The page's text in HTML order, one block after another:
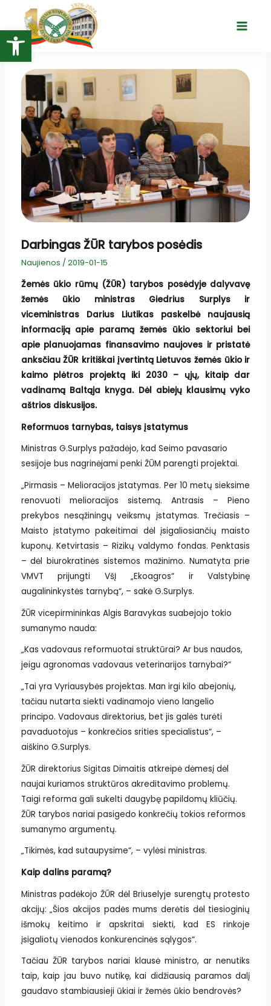
Open toolbar
turinio
Main
Darbingas ŽŪR tarybos posėdis
Naujienos / 2019-01-15
Žemės ūkio rūmų (ŽŪR) tarybos posėdyje dalyvavę
žemės ūkio ministras Giedrius Surplys ir
viceministras Darius Liutikas paskelbė naujausią
informaciją apie paramą žemės ūkio sektoriui bei
apie planuojamas finansavimo naujoves ir pristatė
anksčiau ŽŪR kritiškai įvertintą Lietuvos žemės ūkio ir
kaimo plėtros projektą iki 2030 – ųjų, kitaip dar
vadinamą Baltąja knyga. Dėl abiejų klausimų vyko
aštrios diskusijos.
Reformuos tarnybas, taisys įstatymus
Ministras G.Surplys pažadėjo, kad Seimo pavasario
sesijoje bus nagrinėjami penki ŽŪM parengti projektai.
„Pirmasis – Melioracijos įstatymas. Per 10 metų sieksime
renovuoti melioracijos sistemą. Antrasis – Pieno
prekybos nesąžiningų veiksmų įstatymas. Trečiasis –
Maisto įstatymo pakeitimai dėl įsigaliosiančių maisto
kuponų. Ketvirtasis – Rizikų valdymo fondas. Penktasis
– dėl biurokratinės sistemos mažinimo. Numatyta prie
VMVT prijungti VšĮ „Ekoagros“ ir Valstybinę
augalininkystės tarnybą“, – sakė G.Surplys.
ŽŪR vicepirmininkas Algis Baravykas suabejojo tokio
sumanymo nauda:
„Kas vadovaus reformuotai struktūrai? Ar bus naudos,
jeigu agronomas vadovaus veterinarijos tarnybai?“
„Tai yra Vyriausybės projektas. Man irgi kilo abejonių,
tačiau nutarta siekti vadinamojo vieno langelio
principo. Vadovaus direktorius, bet jis galės turėti
pavaduotojus – konkrečios srities specialistus“, –
aiškino G.Surplys.
ŽŪR direktorius Sigitas Dimaitis atkreipė dėmesį dėl
naujai kuriamos struktūros akreditavimo problemų.
Taigi reforma gali sukelti daugybę papildomų kliūčių.
ŽŪR tarybos nariai pasigedo konkrečių tokios reformos
sumanymo argumentų.
„Tikimės, kad sutaupysime“, – vylėsi ministras.
Kaip dalins paramą?
Ministras padėkojo ŽŪR dėl Briuselyje surengtų protesto
akcijų: „Šios akcijos padės mums derėtis dėl tiesioginių
išmokų keitimo ir apskritai siekti, kad ES rinkoje
įsigaliotų vienodos konkurencinės sąlygos“.
Tačiau ŽŪR tarybos nariai klausė ministro, ar nenutiks
taip, kaip jau buvo nutikę, kai didžiausią paramos dalį
gaudavo stambiausieji ūkiai ir žemės ūkio bendrovės?